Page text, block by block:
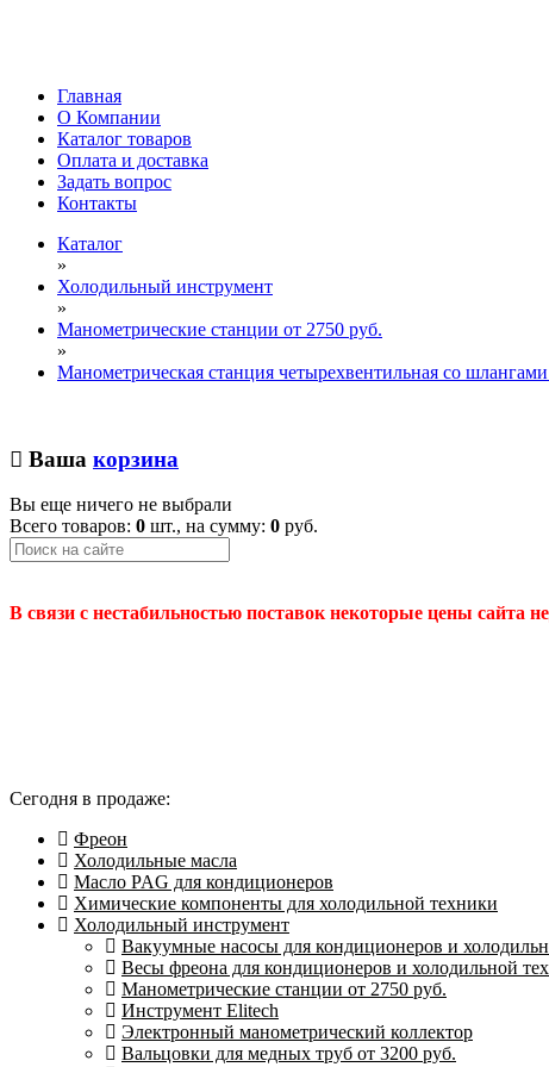
Главная
О Компании
Каталог товаров
Оплата и доставка
Задать вопрос
Контакты
Каталог
»
Холодильный инструмент
»
Манометрические станции от 2750 руб.
»
Манометрическая станция четырехвентильная со
Ваша корзина
Вы еще ничего не выбрали
Всего товаров: 0 шт., на сумму: 0 руб.
В связи с нестабильностью поставок некоторые цены сайта
Сегодня в продаже:
Фреон
Холодильные масла
Масло PAG для кондиционеров
Химические компоненты для холодильной техники
Холодильный инструмент
Вакуумные насосы для кондиционеров и
Весы фреона для кондиционеров и холодильной
Манометрические станции от 2750 руб.
Инструмент Elitech
Электронный манометрический коллектор
Вальцовки для медных труб от 3200 руб.